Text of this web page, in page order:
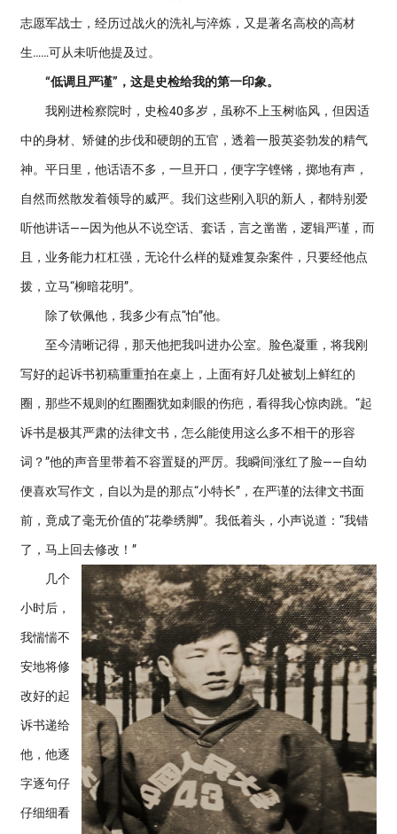
志愿军战士，经历过战火的洗礼与淬炼，又是著名高校的高材
生……可从未听他提及过。
“低调且严谨”，这是史检给我的第一印象。
我刚进检察院时，史检40多岁，虽称不上玉树临风，但因适
中的身材、矫健的步伐和硬朗的五官，透着一股英姿勃发的精气
神。平日里，他话语不多，一旦开口，便字字铿锵，掷地有声，
自然而然散发着领导的威严。我们这些刚入职的新人，都特别爱
听他讲话——因为他从不说空话、套话，言之凿凿，逻辑严谨，而
且，业务能力杠杠强，无论什么样的疑难复杂案件，只要经他点
拨，立马“柳暗花明”。
除了钦佩他，我多少有点“怕”他。
至今清晰记得，那天他把我叫进办公室。脸色凝重，将我刚
写好的起诉书初稿重重拍在桌上，上面有好几处被划上鲜红的
圈，那些不规则的红圈圈犹如刺眼的伤疤，看得我心惊肉跳。“起
诉书是极其严肃的法律文书，怎么能使用这么多不相干的形容
词？”他的声音里带着不容置疑的严厉。我瞬间涨红了脸——自幼
便喜欢写作文，自以为是的那点“小特长”，在严谨的法律文书面
前，竟成了毫无价值的“花拳绣脚”。我低着头，小声说道：“我错
了，马上回去修改！”
几个
小时后，
我惴惴不
安地将修
改好的起
诉书递给
他，他逐
字逐句仔
仔细细看